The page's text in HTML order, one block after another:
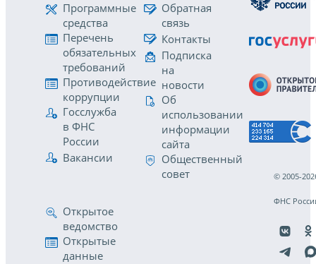
Программные
средства
Перечень
обязательных
требований
Противодействие
коррупции
Госслужба
в ФНС
России
Вакансии
Обратная
связь
Контакты
Подписка
на
новости
Об
использовании
информации
сайта
Общественный
совет
Открытое
ведомство
Открытые
данные
© 2005-
ФНС